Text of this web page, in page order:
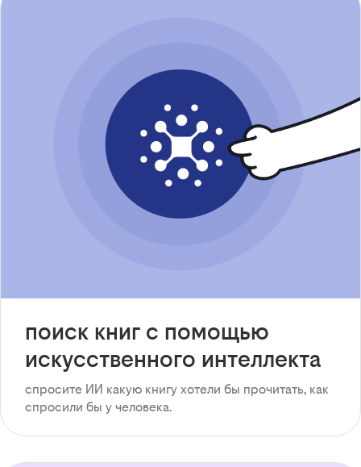
поиск книг с помощью
искусственного интеллекта
спросите ИИ какую книгу хотели бы прочитать, как
спросили бы у человека.